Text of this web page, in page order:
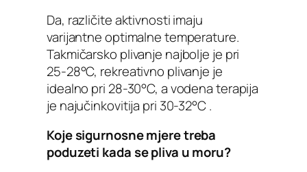
Da, različite aktivnosti imaju
varijantne optimalne temperature.
Takmičarsko plivanje najbolje je pri
25-28°C, rekreativno plivanje je
idealno pri 28-30°C, a vodena terapija
je najučinkovitija pri 30-32°C .
Koje sigurnosne mjere treba
poduzeti kada se pliva u moru?